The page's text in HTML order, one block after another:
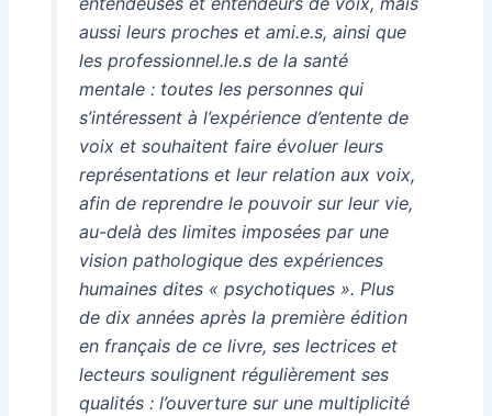
aussi leurs proches et ami.e.s, ainsi que
les professionnel.le.s de la santé
mentale : toutes les personnes qui
s’intéressent à l’expérience d’entente de
voix et souhaitent faire évoluer leurs
représentations et leur relation aux voix,
afin de reprendre le pouvoir sur leur vie,
au-delà des limites imposées par une
vision pathologique des expériences
humaines dites « psychotiques ». Plus
de dix années après la première édition
en français de ce livre, ses lectrices et
lecteurs soulignent régulièrement ses
qualités : l’ouverture sur une multiplicité